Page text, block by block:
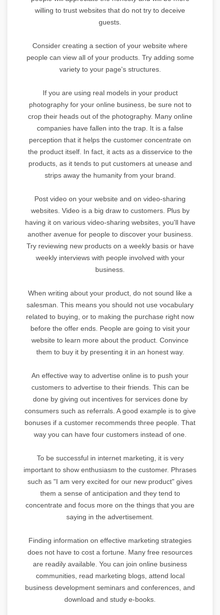
willing to trust websites that do not try to deceive
guests.
Consider creating a section of your website where
people can view all of your products. Try adding some
variety to your page's structures.
If you are using real models in your product
photography for your online business, be sure not to
crop their heads out of the photography. Many online
companies have fallen into the trap. It is a false
perception that it helps the customer concentrate on
the product itself. In fact, it acts as a disservice to the
products, as it tends to put customers at unease and
strips away the humanity from your brand.
Post video on your website and on video-sharing
websites. Video is a big draw to customers. Plus by
having it on various video-sharing websites, you'll have
another avenue for people to discover your business.
Try reviewing new products on a weekly basis or have
weekly interviews with people involved with your
business.
When writing about your product, do not sound like a
salesman. This means you should not use vocabulary
related to buying, or to making the purchase right now
before the offer ends. People are going to visit your
website to learn more about the product. Convince
them to buy it by presenting it in an honest way.
An effective way to advertise online is to push your
customers to advertise to their friends. This can be
done by giving out incentives for services done by
consumers such as referrals. A good example is to give
bonuses if a customer recommends three people. That
way you can have four customers instead of one.
To be successful in internet marketing, it is very
important to show enthusiasm to the customer. Phrases
such as "I am very excited for our new product" gives
them a sense of anticipation and they tend to
concentrate and focus more on the things that you are
saying in the advertisement.
Finding information on effective marketing strategies
does not have to cost a fortune. Many free resources
are readily available. You can join online business
communities, read marketing blogs, attend local
business development seminars and conferences, and
download and study e-books.